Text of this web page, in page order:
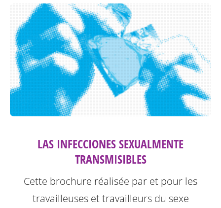
LAS INFECCIONES SEXUALMENTE
TRANSMISIBLES
Cette brochure réalisée par et pour les
travailleuses et travailleurs du sexe